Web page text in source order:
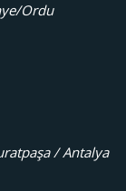
Ordu
/ Antalya